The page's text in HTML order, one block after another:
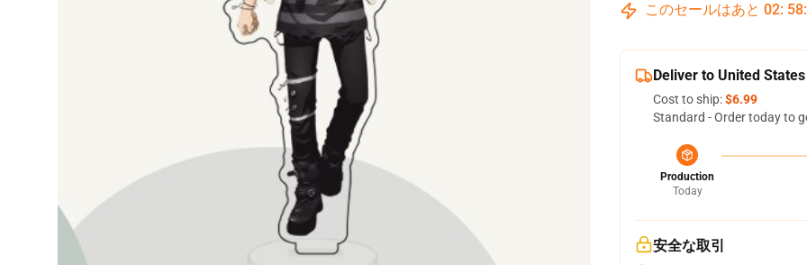
このセールはあと 02: 58
Deliver to United States
Cost to ship:$6.99
Standard - Order today to
Production
Today
安全な取引